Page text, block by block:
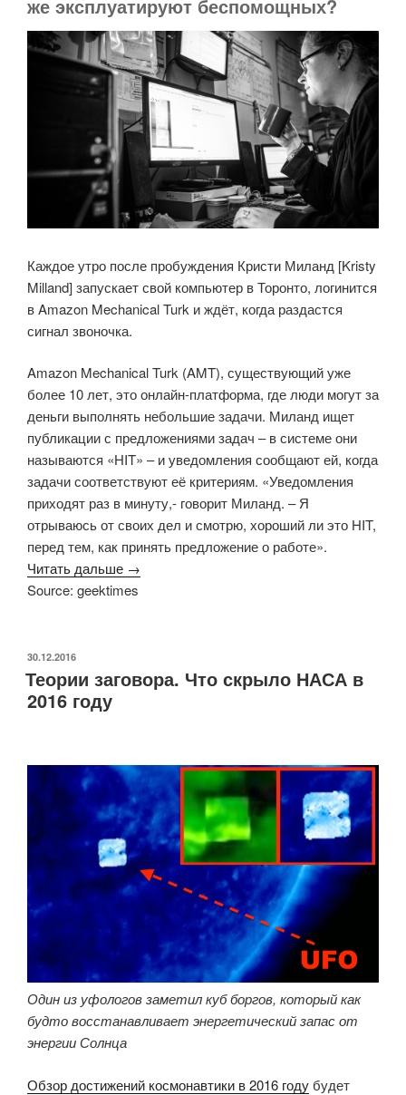
же эксплуатируют беспомощных?
Каждое утро после пробуждения Кристи Миланд [Kristy
Milland] запускает свой компьютер в Торонто, логинится
в Amazon Mechanical Turk и ждёт, когда раздастся
сигнал звоночка.
Amazon Mechanical Turk (AMT), существующий уже
более 10 лет, это онлайн-платформа, где люди могут за
деньги выполнять небольшие задачи. Миланд ищет
публикации с предложениями задач – в системе они
называются «HIT» – и уведомления сообщают ей, когда
задачи соответствуют её критериям. «Уведомления
приходят раз в минуту,- говорит Миланд. – Я
отрываюсь от своих дел и смотрю, хороший ли это HIT,
перед тем, как принять предложение о работе».
Читать дальше →
Source: geektimes
ОПУБЛИКОВАНО
30.12.2016
Теории заговора. Что скрыло НАСА в
2016 году
Один из уфологов заметил куб боргов, который как
будто восстанавливает энергетический запас от
энергии Солнца
Обзор достижений космонавтики в 2016 году будет